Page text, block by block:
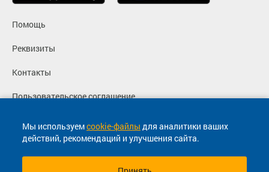
Мы используемcookie-файлы для аналитики ваших
действий, рекомендаций и улучшения сайта.
Помощь
Реквизиты
Контакты
Пользовательское соглашение
Политика конфиденциальности
Согласие на маркетинговые сообщения